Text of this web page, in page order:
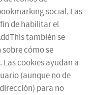
social. Las
de habilitar el
también se
cómo se
cookies ayudan a
(aunque no de
para no